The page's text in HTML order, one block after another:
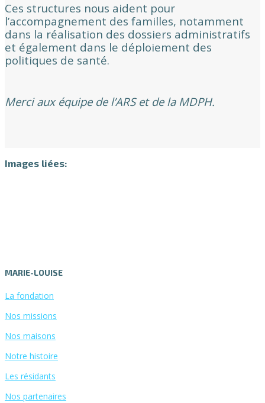
Ces structures nous aident pour
l’accompagnement des familles, notamment
dans la réalisation des dossiers administratifs
et également dans le déploiement des
politiques de santé.
Merci aux équipe de l’ARS et de la MDPH.
Images liées:
MARIE-LOUISE
La fondation
Nos missions
Nos maisons
Notre histoire
Les résidants
Nos partenaires